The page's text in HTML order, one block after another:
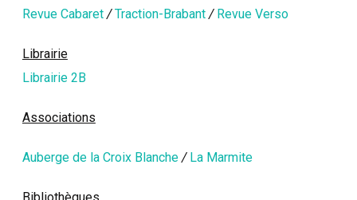
Revue Cabaret /Traction-Brabant / Revue Verso
Librairie
Librairie 2B
Associations
Auberge de la Croix Blanche / La Marmite